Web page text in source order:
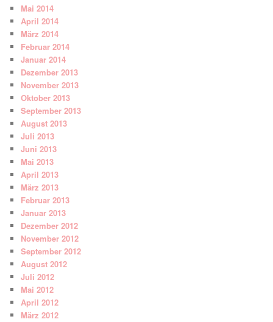
Mai 2014
April 2014
März 2014
Februar 2014
Januar 2014
Dezember 2013
November 2013
Oktober 2013
September 2013
August 2013
Juli 2013
Juni 2013
Mai 2013
April 2013
März 2013
Februar 2013
Januar 2013
Dezember 2012
November 2012
September 2012
August 2012
Juli 2012
Mai 2012
April 2012
März 2012